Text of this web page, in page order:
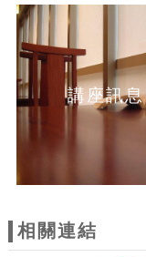
講座訊息
相關連結